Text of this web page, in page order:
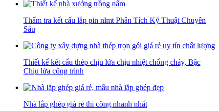
Thẩm tra kết cấu lắp pin nlmt Phân Tích Kỹ Thuật Chuyên
Sâu
Thiết kế kết cấu thép chịu lửa chịu nhiệt chống cháy, Bậc
Chịu lửa công trình
Nhà lắp ghép giá rẻ thi công nhanh nhất